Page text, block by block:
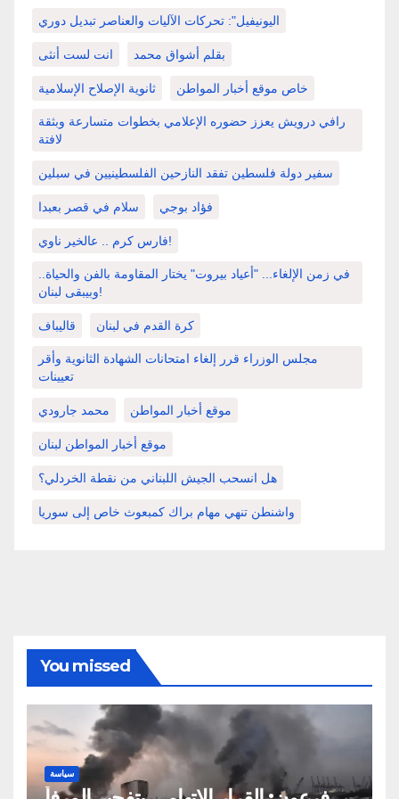
اليونيفيل": تحركات الآليات والعناصر تبديل دوري
انت لست أنثى بقلم أشواق محمد
ثانوية الإصلاح الإسلامية خاص موقع أخبار المواطن
رافي درويش يعزز حضوره الإعلامي بخطوات متسارعة وبثقة
لافتة
سفير دولة فلسطين تفقد النازحين الفلسطينيين في سبلين
سلام في قصر بعبدا فؤاد بوجي
فارس كرم .. عالخير ناوي!
في زمن الإلغاء... "أعياد بيروت" يختار المقاومة بالفن والحياة..
وبيبقى لبنان!
قاليباف كرة القدم في لبنان
مجلس الوزراء قرر إلغاء امتحانات الشهادة الثانوية وأقر
تعيينات
محمد جارودي موقع أخبار المواطن
موقع أخبار المواطن لبنان
هل انسحب الجيش اللبناني من نقطة الخردلي؟
واشنطن تنهي مهام براك كمبعوث خاص إلى سوريا
You missed
سياسة